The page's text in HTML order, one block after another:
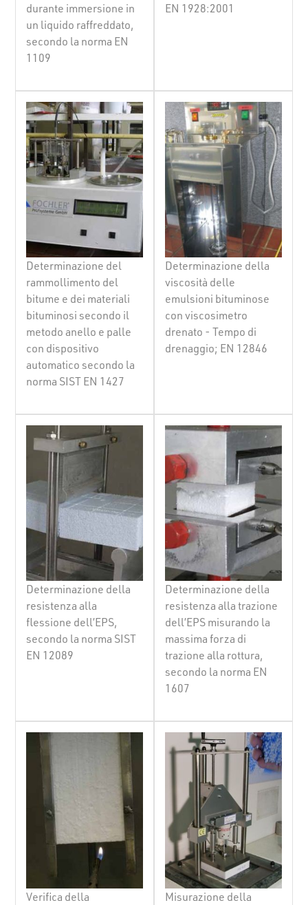
durante immersione in
un liquido raffreddato,
secondo la norma EN
1109
EN 1928:2001
Determinazione del
rammollimento del
bitume e dei materiali
bituminosi secondo il
metodo anello e palle
con dispositivo
automatico secondo la
norma SIST EN 1427
Determinazione della
viscosità delle
emulsioni bituminose
con viscosimetro
drenato - Tempo di
drenaggio; EN 12846
Determinazione della
resistenza alla
flessione dell’EPS,
secondo la norma SIST
EN 12089
Determinazione della
resistenza alla trazione
dell’EPS misurando la
massima forza di
trazione alla rottura,
secondo la norma EN
1607
Verifica della
Misurazione della